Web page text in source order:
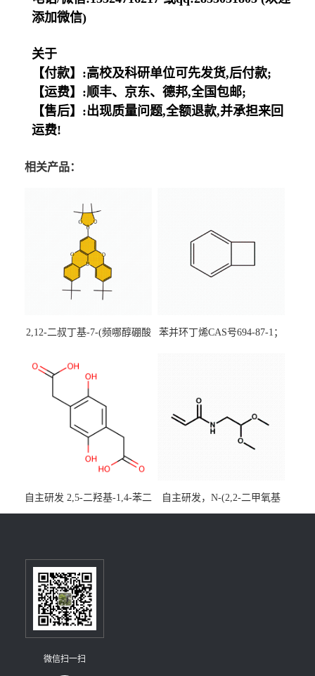
添加微信)
关于
【付款】:高校及科研单位可先发货,后付款;
【运费】:顺丰、京东、德邦,全国包邮;
【售后】:出现质量问题,全额退款,并承担来回
运费!
相关产品：
2,12-二叔丁基-7-(频哪醇硼酸
[3,2,1-de]蒽CAS号2648896-
装，实验室现货直发
苯并环丁烯CAS号694-87-1；
自主研发 2,5-二羟基-1,4-苯二
乙酸CAS号5488-16-4；公斤
百公斤级可供应
自主研发，N-(2,2-二甲氧基
乙基)丙烯酰胺CAS号49707-
微信扫一扫